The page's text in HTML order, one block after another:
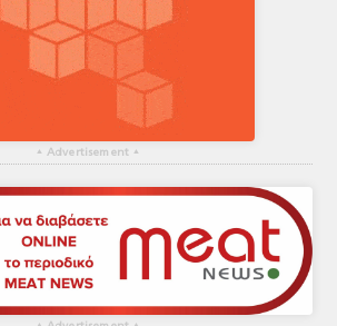
▴ Advertisement ▴